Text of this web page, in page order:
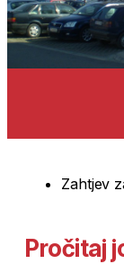
Zahtjev
Pročitaj